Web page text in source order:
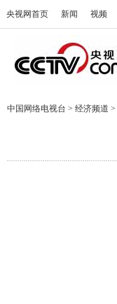
央视网首页 新闻 视频
中国网络电视台 > 经济频道 >